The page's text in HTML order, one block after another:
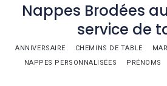
Nappes Brodées
service de
ANNIVERSAIRE CHEMINS DE TABLE
NAPPES PERSONNALISÉES
PRÉNOMS